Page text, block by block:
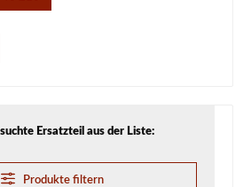
Ersatzteil aus der Liste:
Produkte filtern